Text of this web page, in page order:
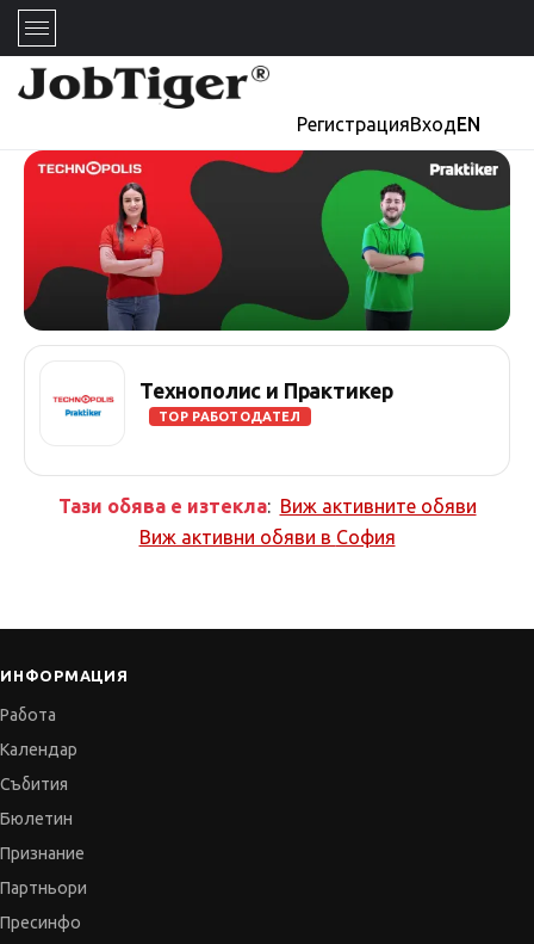
РегистрацияВходEN
Технополис и Практикер
TOP РАБОТОДАТЕЛ
Тази обява е изтекла: Виж активните обяви
Виж активни обяви в София
ИНФОРМАЦИЯ
Работа
Календар
Събития
Бюлетин
Признание
Партньори
Пресинфо